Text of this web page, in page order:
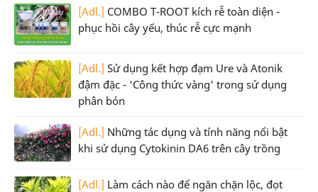
[Adl.] COMBO T-ROOT kích rễ toàn diện -
phục hồi cây yếu, thúc rễ cực mạnh
[Adl.] Sử dụng kết hợp đạm Ure và Atonik
đậm đặc - 'Công thức vàng' trong sử dụng
phân bón
[Adl.] Những tác dụng và tính năng nổi bật
khi sử dụng Cytokinin DA6 trên cây trồng
[Adl.] Làm cách nào để ngăn chặn lộc, đọt